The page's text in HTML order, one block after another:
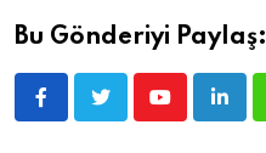
Bu Gönderiyi Paylaş: